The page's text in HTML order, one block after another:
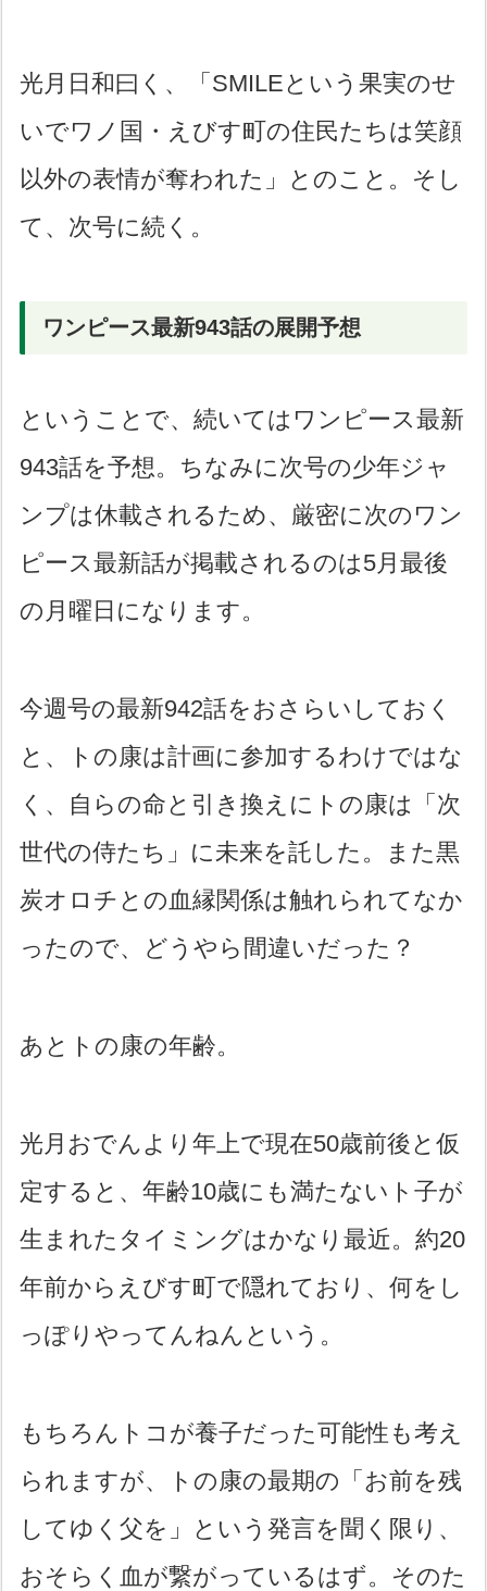
光月日和曰く、「SMILEという果実のせ
いでワノ国・えびす町の住民たちは笑顔
以外の表情が奪われた」とのこと。そし
て、次号に続く。
ワンピース最新943話の展開予想
ということで、続いてはワンピース最新
943話を予想。ちなみに次号の少年ジャ
ンプは休載されるため、厳密に次のワン
ピース最新話が掲載されるのは5月最後
の月曜日になります。
今週号の最新942話をおさらいしておく
と、トの康は計画に参加するわけではな
く、自らの命と引き換えにトの康は「次
世代の侍たち」に未来を託した。また黒
炭オロチとの血縁関係は触れられてなか
ったので、どうやら間違いだった？
あとトの康の年齢。
光月おでんより年上で現在50歳前後と仮
定すると、年齢10歳にも満たないト子が
生まれたタイミングはかなり最近。約20
年前からえびす町で隠れており、何をし
っぽりやってんねんという。
もちろんトコが養子だった可能性も考え
られますが、トの康の最期の「お前を残
してゆく父を」という発言を聞く限り、
おそらく血が繋がっているはず。そのた